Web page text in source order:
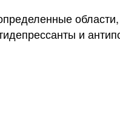
и